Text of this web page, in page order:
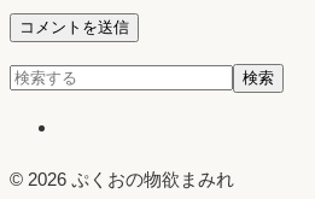
検
検索
© 2026 ぷくおの物欲まみれ